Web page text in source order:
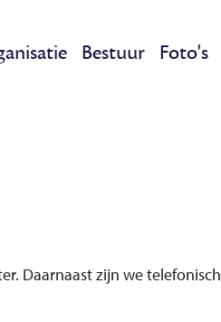
Bestuur Foto's
Daarnaast zijn we telefonisch